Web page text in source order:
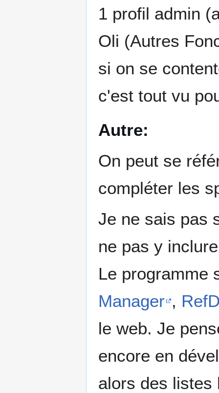
1 profil admin
Oli (Autres
si on se
c'est tout vu
Autre:
On peut se
compléter les
Je ne sais pas
ne pas y
Le programme
Manager ,
le web. Je
encore en
alors des